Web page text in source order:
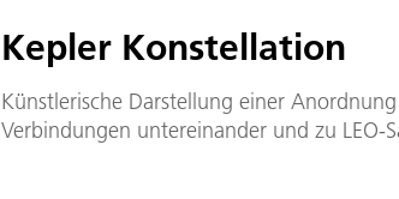
Kepler Konstellation
Künstlerische Darstellung einer
Verbindungen untereinander und zu LEO-